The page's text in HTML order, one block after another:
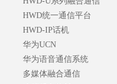
HWD统一通信平台
HWD-IP话机
华为UCN
华为语音通信系统
多媒体融合通信